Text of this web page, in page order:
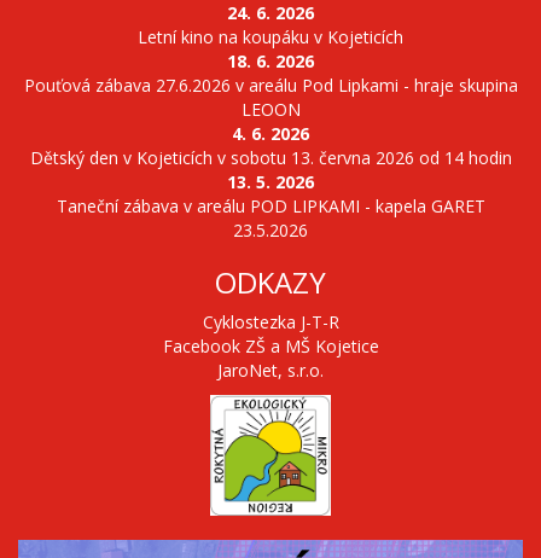
24. 6. 2026
Letní kino na koupáku v Kojeticích
18. 6. 2026
Pouťová zábava 27.6.2026 v areálu Pod Lipkami - hraje skupina
LEOON
4. 6. 2026
Dětský den v Kojeticích v sobotu 13. června 2026 od 14 hodin
13. 5. 2026
Taneční zábava v areálu POD LIPKAMI - kapela GARET
23.5.2026
ODKAZY
Cyklostezka J-T-R
Facebook ZŠ a MŠ Kojetice
JaroNet, s.r.o.